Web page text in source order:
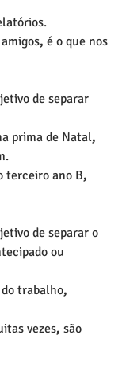
, é o que nos
de separar
prima de Natal,
terceiro ano B,
de separar o
ou
do trabalho,
vezes, são